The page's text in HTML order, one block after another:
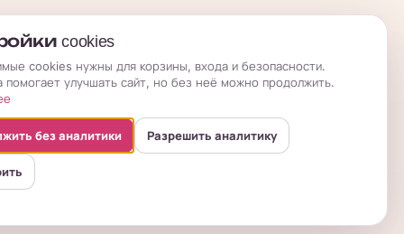
cookies
cookies нужны для корзины, входа и безопасности.
помогает улучшать сайт, но без неё можно продолжить.
без аналитики Разрешить аналитику